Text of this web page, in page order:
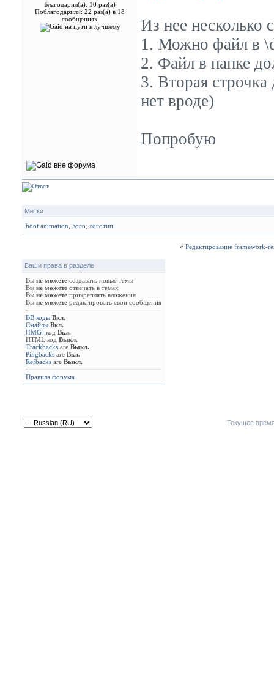
Благодарил(а): 10 раз(а)
Поблагодарили: 22 раз(а) в 18
сообщениях
Из нее несколько
1. Можно файл в
2. Файл в папке
3. Вторая
нет вроде)
Попробую
Метки
boot animation
лого логотип
« Редактирование framework-
Ваши права в разделе
Вы не можете создавать новые темы
Вы не можете отвечать в темах
Вы не можете прикреплять вложения
Вы не можете редактировать свои сообщения
BB коды Вкл.
Смайлы Вкл.
[IMG] код Вкл.
HTML код Выкл.
Trackbacks are Выкл.
Pingbacks are Вкл.
Refbacks are Выкл.
Правила форума
Текущее